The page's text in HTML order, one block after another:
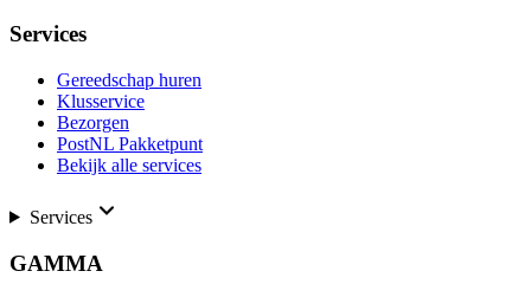
Services
Gereedschap huren
Klusservice
Bezorgen
PostNL Pakketpunt
Bekijk alle services
Services
GAMMA